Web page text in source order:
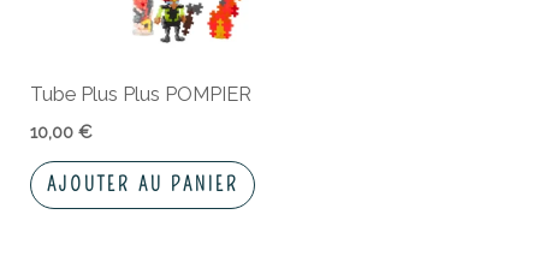
Tube Plus Plus POMPIER
10,00€
AJOUTER AU PANIER